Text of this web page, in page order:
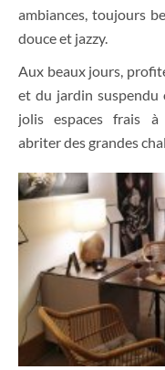
ambiances, toujours
douce et jazzy.
Aux beaux jours,
et du jardin suspendu
jolis espaces frais à
abriter des grandes